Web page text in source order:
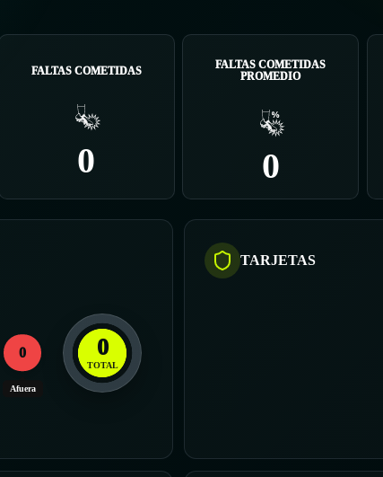
FALTAS COMETIDAS
0
FALTAS COMETIDAS
PROMEDIO
0
0
Afuera
0
TOTAL
TARJETAS